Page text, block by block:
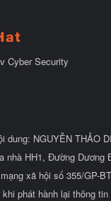
Cyber Security
dung: NGUYỄN THẢO
nhà HH1, Đường Dương
xã hội số 355/GP-
phát hành lại thông